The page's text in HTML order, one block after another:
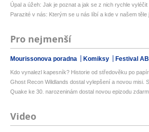
Úpal a úžeh: Jak je poznat a jak se z nich rychle vyléčit
Parazité v nás: Kterým se u nás líbí a kde v našem těle
Pro nejmenší
Mourissonova poradna Komiksy Festival
Kdo vynalezl kapesník? Historie od středověku po
Ghost Recon Wildlands dostal vylepšení a novou misi.
Quake ke 30. narozeninám dostal novou epizodu
Video